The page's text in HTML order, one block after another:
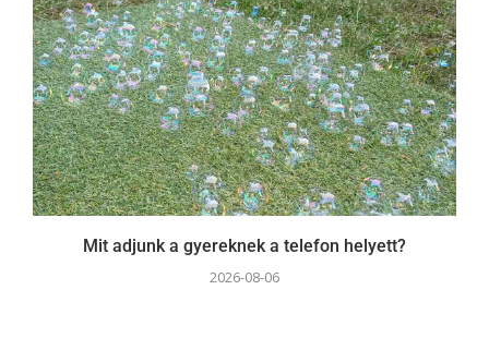
Mit adjunk a gyereknek a telefon helyett?
2026-08-06